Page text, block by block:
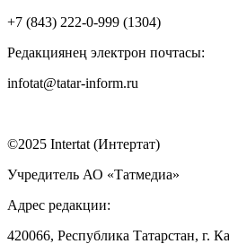
+7 (843) 222-0-999 (1304)
Редакциянең электрон почтасы:
infotat@tatar-inform.ru
©2025 Intertat (Интертат)
Учредитель АО «Татмедиа»
Адрес редакции:
420066, Республика Татарстан, г.